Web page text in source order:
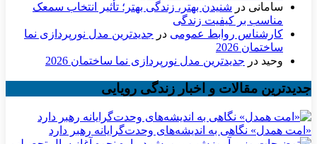
سامانی در شنیدن بهتر، زندگی بهتر؛ تأثیر انتخاب سمعک
مناسب بر کیفیت زندگی
کارشناس روابط عمومی در جدیدترین مدل نورپردازی نما
ساختمان 2026
وحید در جدیدترین مدل نورپردازی نما ساختمان 2026
جدیدترین مقالات و اخبار زندگی رویایی
«امت همدل» نگاهی به اندیشه‌های وحدت‌گرایانه رهبر دارد